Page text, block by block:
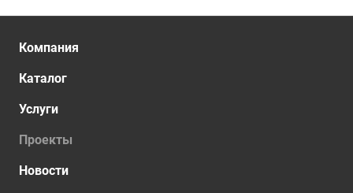
Компания
Каталог
Услуги
Проекты
Новости